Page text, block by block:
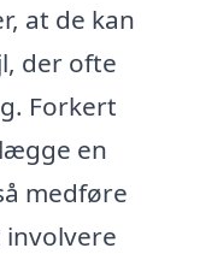
at de kan
der ofte
Forkert
en
medføre
involvere